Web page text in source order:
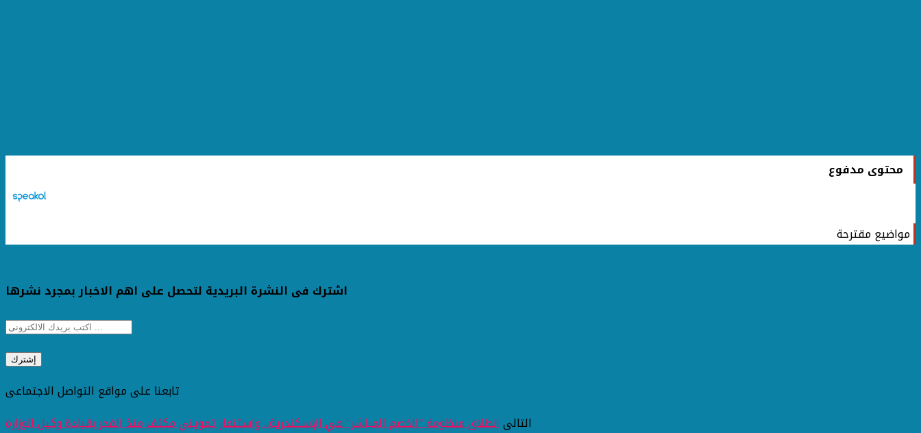
محتوى مدفوع
مواضيع مقترحة
اشترك فى النشرة البريدية لتحصل على اهم الاخبار بمجرد نشرها
تابعنا على مواقع التواصل الاجتماعى
التالىانطلاق منظومة "الخصم المباشر" في الإسكندرية.. واستنفار تمويني مكثف منذ الفجر بقيادة وكيل الوزارة